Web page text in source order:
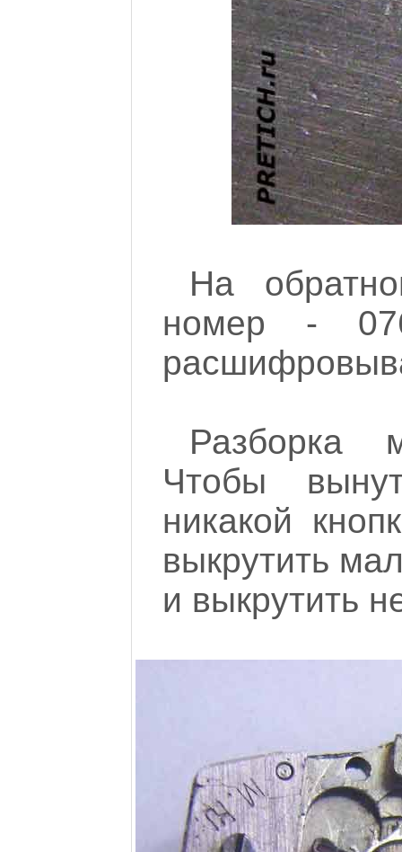
На
номер -
Разборка
Чтобы
никакой
выкрутить
и выкрутить